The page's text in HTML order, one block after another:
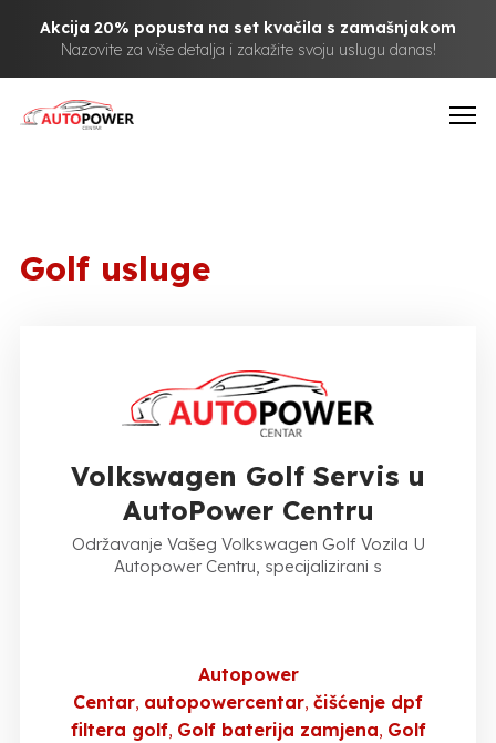
Akcija 20% popusta na set kvačila s zamašnjakom
Nazovite za više detalja i zakažite svoju uslugu danas!
Golf usluge
Volkswagen Golf Servis u
AutoPower Centru
Održavanje Vašeg Volkswagen Golf Vozila U
Autopower Centru, specijalizirani s
Autopower
Centar autopowercentar čišćenje dpf
filtera golf Golf baterija zamjena Golf